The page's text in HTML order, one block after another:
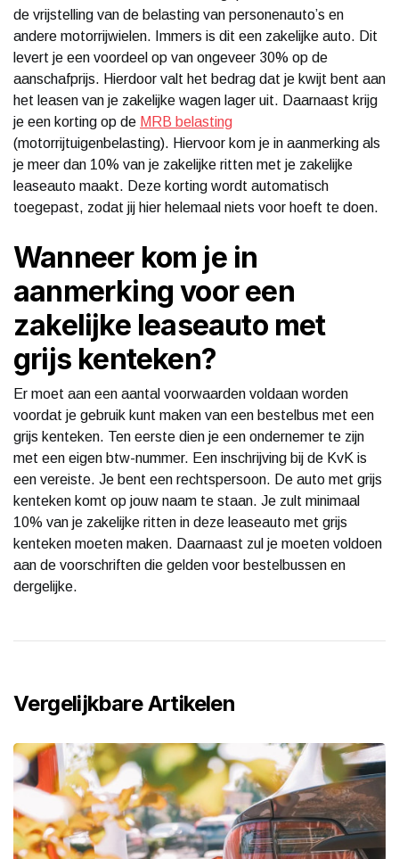
de vrijstelling van de belasting van personenauto’s en
andere motorrijwielen. Immers is dit een zakelijke auto. Dit
levert je een voordeel op van ongeveer 30% op de
aanschafprijs. Hierdoor valt het bedrag dat je kwijt bent aan
het leasen van je zakelijke wagen lager uit. Daarnaast krijg
je een korting op de MRB belasting
(motorrijtuigenbelasting). Hiervoor kom je in aanmerking als
je meer dan 10% van je zakelijke ritten met je zakelijke
leaseauto maakt. Deze korting wordt automatisch
toegepast, zodat jij hier helemaal niets voor hoeft te doen.
Wanneer kom je in
aanmerking voor een
zakelijke leaseauto met
grijs kenteken?
Er moet aan een aantal voorwaarden voldaan worden
voordat je gebruik kunt maken van een bestelbus met een
grijs kenteken. Ten eerste dien je een ondernemer te zijn
met een eigen btw-nummer. Een inschrijving bij de KvK is
een vereiste. Je bent een rechtspersoon. De auto met grijs
kenteken komt op jouw naam te staan. Je zult minimaal
10% van je zakelijke ritten in deze leaseauto met grijs
kenteken moeten maken. Daarnaast zul je moeten voldoen
aan de voorschriften die gelden voor bestelbussen en
dergelijke.
Vergelijkbare Artikelen